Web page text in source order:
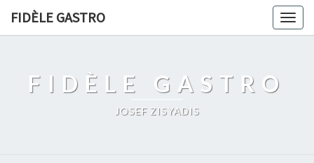
FIDÈLE GASTRO
FIDÈLE GASTRO
JOSEF ZISYADIS